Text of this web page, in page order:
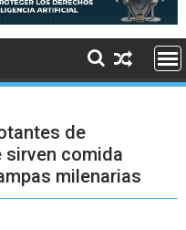
de
comida
milenarias